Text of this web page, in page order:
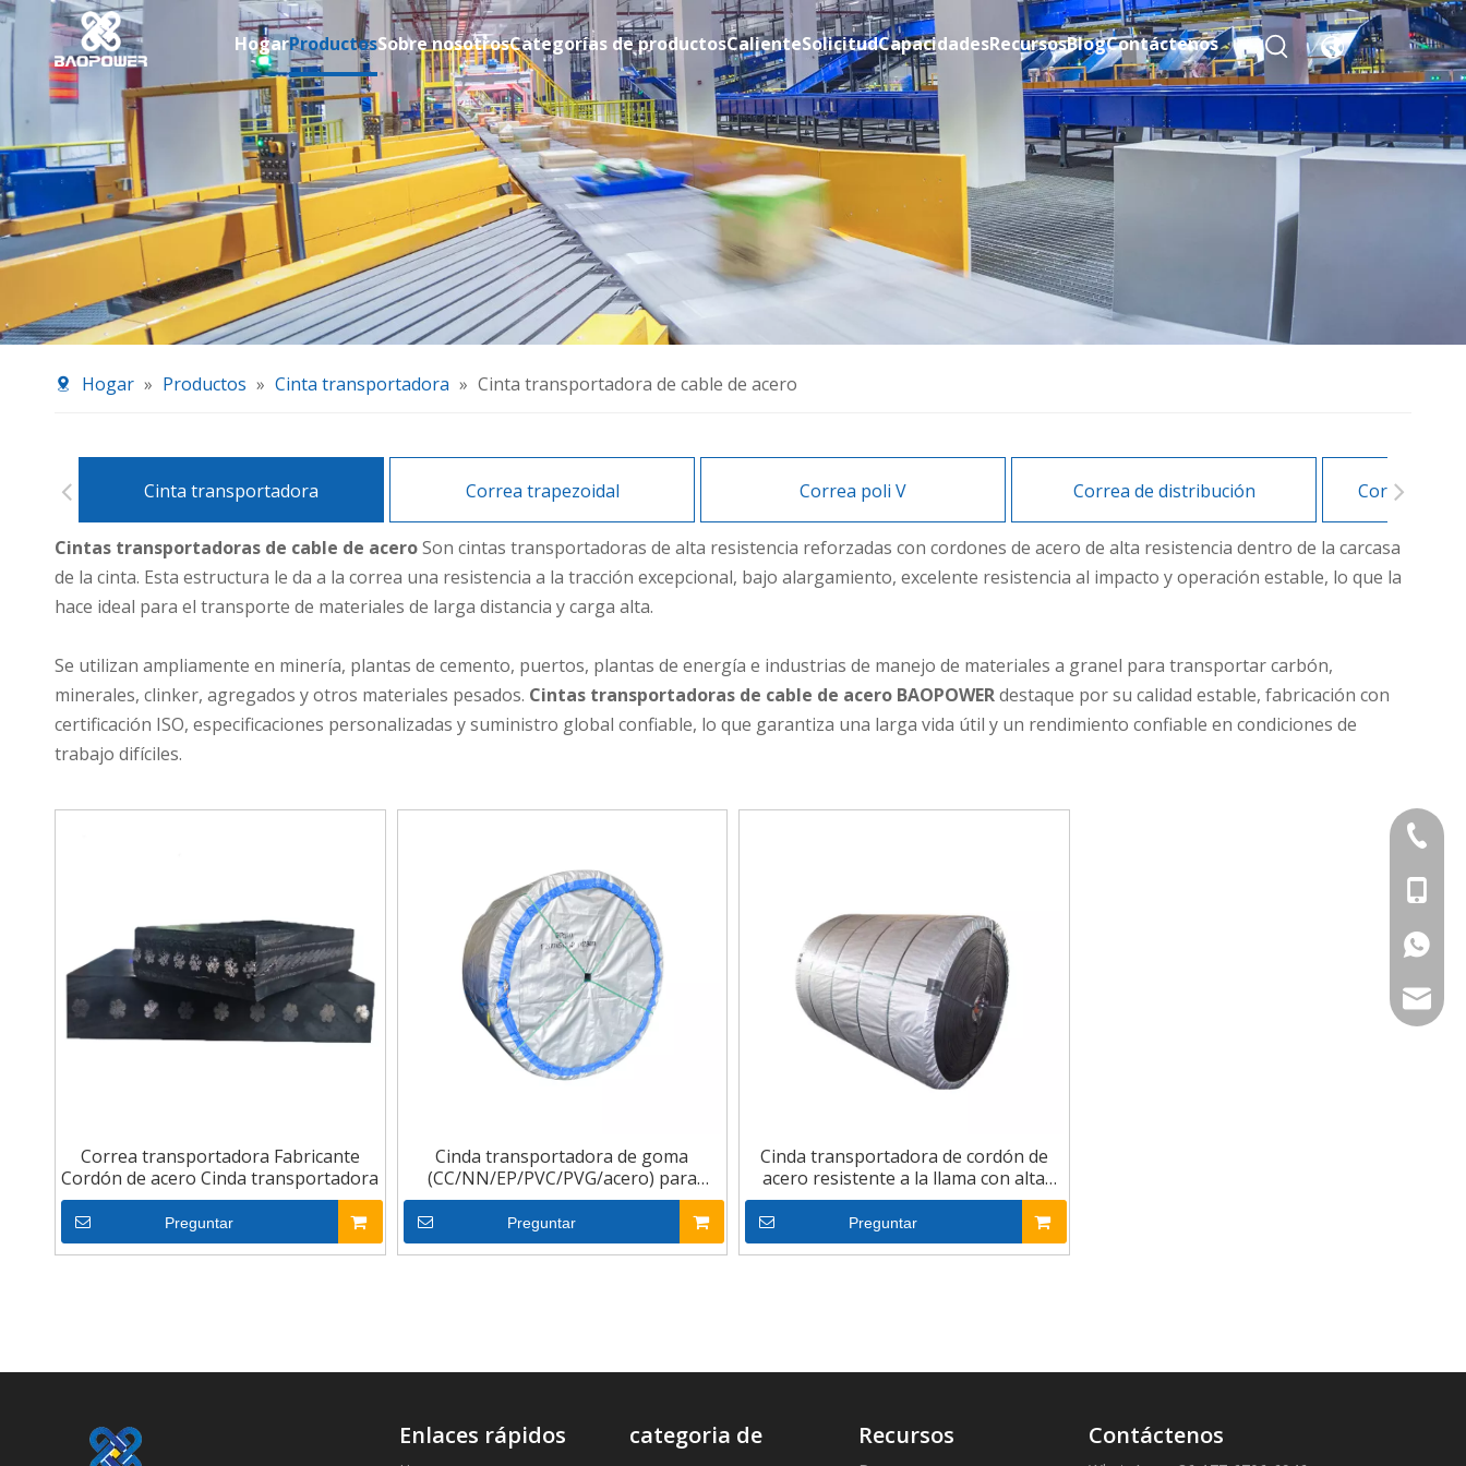
HogarProductosSobre nosotrosCategorías de productosCalienteSolicitudCapacidadesRecursosBlogContáctenos
Hogar » Productos » Cinta transportadora » Cinta transportadora de cable de acero
Cinta transportadora Correa trapezoidal Correa poli V Correa de distribución Correa de
Cintas transportadoras de cable de aceroSon cintas transportadoras de alta resistencia reforzadas con cordones de acero de alta resistencia dentro de la carcasa
de la cinta. Esta estructura le da a la correa una resistencia a la tracción excepcional, bajo alargamiento, excelente resistencia al impacto y operación estable, lo que la
hace ideal para el transporte de materiales de larga distancia y carga alta.
Se utilizan ampliamente en minería, plantas de cemento, puertos, plantas de energía e industrias de manejo de materiales a granel para transportar carbón,
minerales, clinker, agregados y otros materiales pesados. Cintas transportadoras de cable de acero BAOPOWERdestaque por su calidad estable, fabricación con
certificación ISO, especificaciones personalizadas y suministro global confiable, lo que garantiza una larga vida útil y un rendimiento confiable en condiciones de
trabajo difíciles.
Correa transportadora Fabricante
Cordón de acero Cinda transportadora
Preguntar
Cinda transportadora de goma
(CC/NN/EP/PVC/PVG/acero) para
minería de carbón
Preguntar
Cinda transportadora de cordón de
acero resistente a la llama con alta
resistencia a la tracción
Preguntar
Enlaces rápidos
categoria de
Recursos
+86-
+86-
Contáctenos